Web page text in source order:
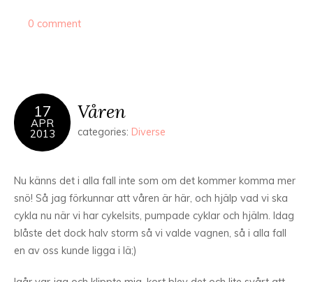
0 comment
17
APR
2013
Våren
categories: Diverse
Nu känns det i alla fall inte som om det kommer komma mer
snö! Så jag förkunnar att våren är här, och hjälp vad vi ska
cykla nu när vi har cykelsits, pumpade cyklar och hjälm. Idag
blåste det dock halv storm så vi valde vagnen, så i alla fall
en av oss kunde ligga i lä;)